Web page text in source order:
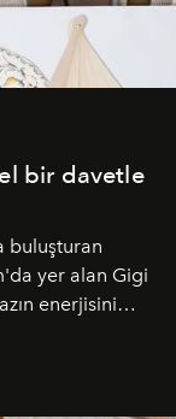
bir davetle
buluşturan
yer alan Gigi
enerjisini